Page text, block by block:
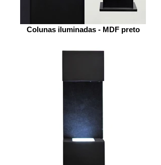
Colunas iluminadas - MDF preto